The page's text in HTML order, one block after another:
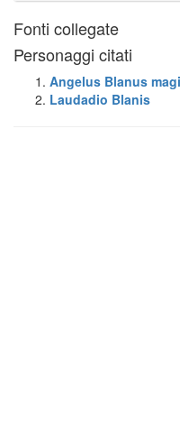
Fonti collegate
Personaggi citati
Angelus Blanus
Laudadio Blanis